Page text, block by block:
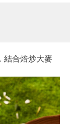
結合焙炒大麥